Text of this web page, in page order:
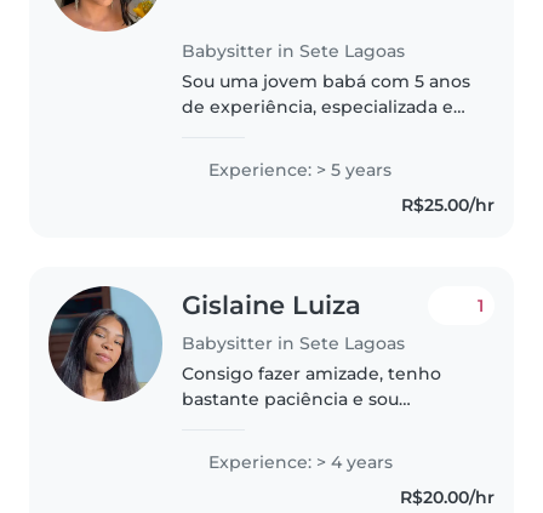
Babysitter in Sete Lagoas
Sou uma jovem babá com 5 anos
de experiência, especializada em
pequenas, em idade pré-escolar
e em idade escolar. Tenho
experiência com crianças com
Experience: > 5 years
R$25.00/hr
Gislaine Luiza
Babysitter in Sete Lagoas
1
Consigo fazer amizade, tenho
bastante paciência e sou
para distrações, porém de forma
saudável e com devido respeito,
a mim, a criança e a família.
Experience: > 4 years
R$20.00/hr